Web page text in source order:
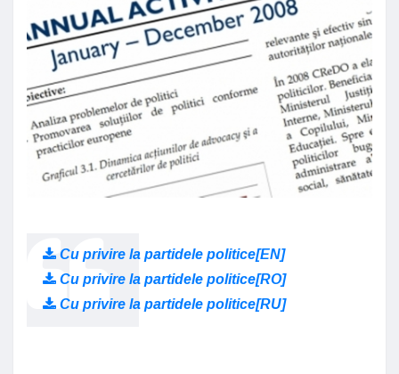
Cu privire la partidele politice[EN]
Cu privire la partidele politice[RO]
Cu privire la partidele politice[RU]